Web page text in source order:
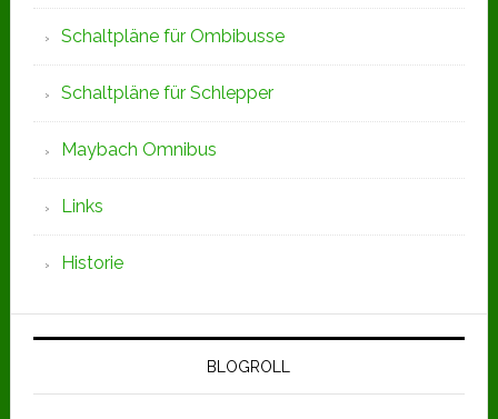
Schaltpläne für Ombibusse
Schaltpläne für Schlepper
Maybach Omnibus
Links
Historie
BLOGROLL